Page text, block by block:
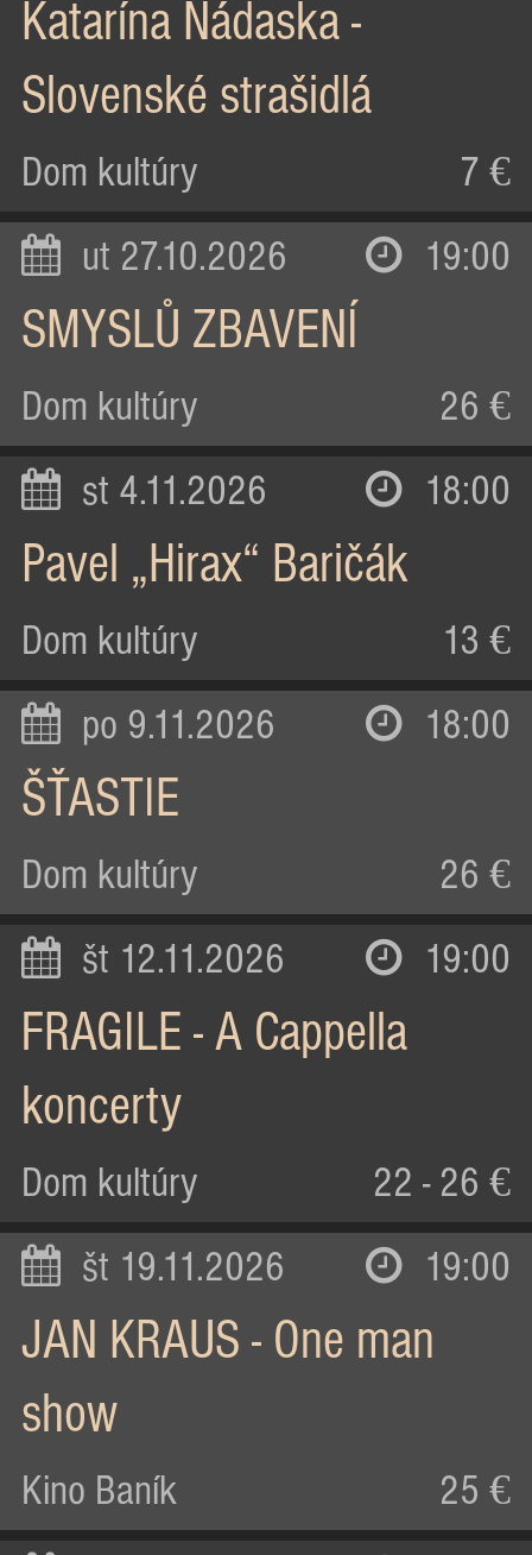
Katarína Nádaska -
Slovenské strašidlá
Dom kultúry 7 €
ut 27.10.2026 19:00
SMYSLŮ ZBAVENÍ
Dom kultúry 26 €
st 4.11.2026 18:00
Pavel „Hirax“ Baričák
Dom kultúry 13 €
po 9.11.2026 18:00
ŠŤASTIE
Dom kultúry 26 €
št 12.11.2026 19:00
FRAGILE - A Cappella
koncerty
Dom kultúry 22 - 26 €
št 19.11.2026 19:00
JAN KRAUS - One man
show
Kino Baník 25 €